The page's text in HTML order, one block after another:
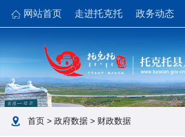
网站首页 走进托克托 政务动态
首页> 政府数据> 财政数据